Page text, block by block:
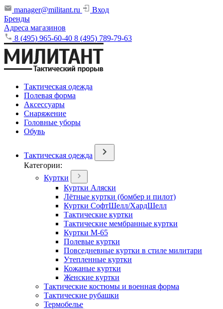
manager@militant.ru
Вход
Бренды
Адреса магазинов
8 (495) 965-60-40 8 (495) 789-79-63
Тактическая одежда
Полевая форма
Аксессуары
Снаряжение
Головные уборы
Обувь
Тактическая одежда
Категории:
Куртки
Куртки Аляски
Лётные куртки (бомбер и пилот)
Куртки СофтШелл/ХардШелл
Тактические куртки
Тактические мембранные куртки
Куртки М-65
Полевые куртки
Повседневные куртки в стиле милитари
Утепленные куртки
Кожаные куртки
Женские куртки
Тактические костюмы и военная форма
Тактические рубашки
Термобелье